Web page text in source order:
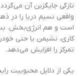
تازگی جایگزین آن
واقعی نسیم دریا را
است و هم انرژی‌بخش.
کاری، نشیمن یا حتی
تمرکز را افزایش می‌دهد.
یکی از دلایل محبوبیت